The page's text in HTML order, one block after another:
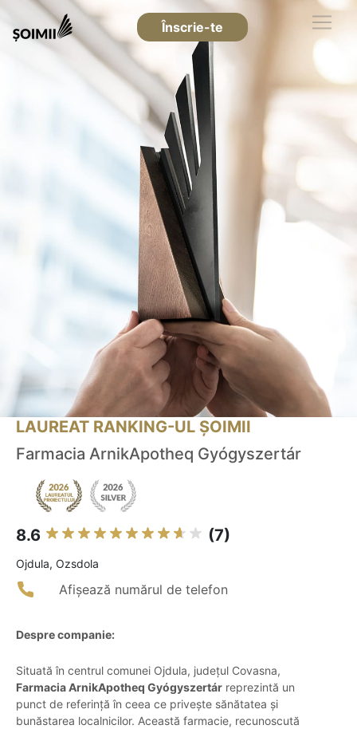
Înscrie-te
LAUREAT RANKING-UL ȘOIMII
Farmacia ArnikApotheq Gyógyszertár
8.6 (7)
Ojdula, Ozsdola
Afișează numărul de telefon
Despre companie:
Situată în centrul comunei Ojdula, județul Covasna,
Farmacia ArnikApotheq Gyógyszertár reprezintă un
punct de referință în ceea ce privește sănătatea și
bunăstarea localnicilor. Această farmacie, recunoscută